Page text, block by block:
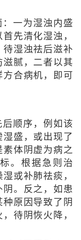
一为湿浊内盛
先清化湿浊，
湿浊祛后滋补
腻，二者以其
合病机，即可
顺序，例如该
盛，或出现了
体阴虚为病之
。根据急则治
或补肺祛痰，
。反之，如患
原因导致了阴
待阴恢火降，